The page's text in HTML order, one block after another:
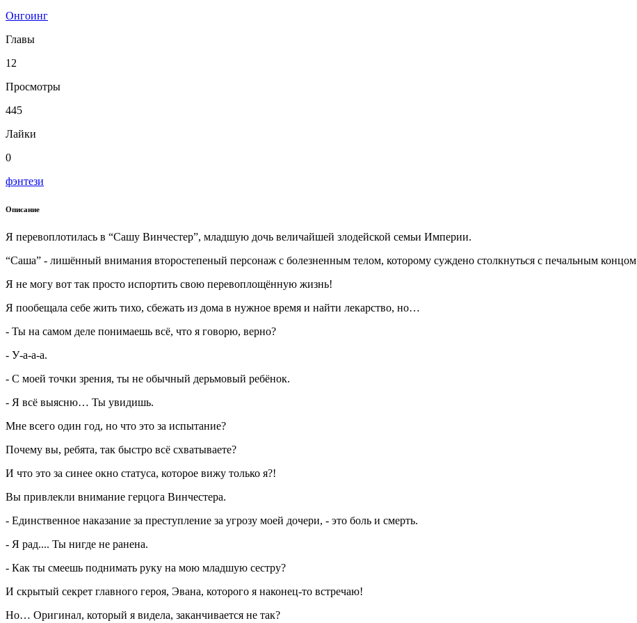
Онгоинг
Главы
12
Просмотры
445
Лайки
0
фэнтези
Описание
Я перевоплотилась в “Сашу Винчестер”, младшую дочь величайшей злодейской семьи Империи.
“Саша” - лишённый внимания второстепеный персонаж с болезненным телом, которому суждено столкнуться с печальным концом
Я не могу вот так просто испортить свою перевоплощённую жизнь!
Я пообещала себе жить тихо, сбежать из дома в нужное время и найти лекарство, но…
- Ты на самом деле понимаешь всё, что я говорю, верно?
- У-а-а-а.
- С моей точки зрения, ты не обычный дерьмовый ребёнок.
- Я всё выясню… Ты увидишь.
Мне всего один год, но что это за испытание?
Почему вы, ребята, так быстро всё схватываете?
И что это за синее окно статуса, которое вижу только я?!
Вы привлекли внимание герцога Винчестера.
- Единственное наказание за преступление за угрозу моей дочери, - это боль и смерть.
- Я рад.... Ты нигде не ранена.
- Как ты смеешь поднимать руку на мою младшую сестру?
И скрытый секрет главного героя, Эвана, которого я наконец-то встречаю!
Но… Оригинал, который я видела, заканчивается не так?